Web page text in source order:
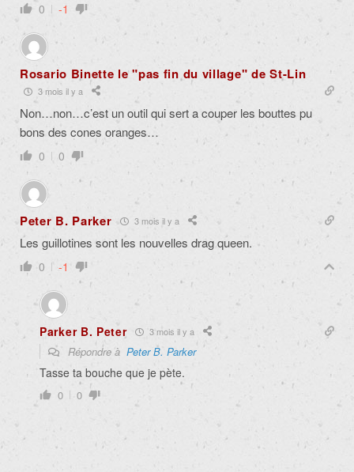
0 -1
Rosario Binette le "pas fin du village" de St-Lin
3 mois il y a
Non…non…c’est un outil qui sert a couper les bouttes pu
bons des cones oranges…
0 0
Peter B. Parker 3 mois il y a
Les guillotines sont les nouvelles drag queen.
0 -1
Parker B. Peter 3 mois il y a
Répondre à Peter B. Parker
Tasse ta bouche que je pète.
0 0